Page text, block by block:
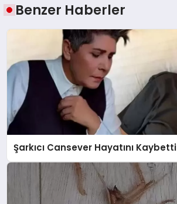
Benzer Haberler
Şarkıcı Cansever Hayatını Kaybetti